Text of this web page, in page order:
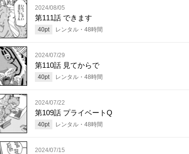
2024/08/05
第111話 できます
40pt レンタル・ 48時間
2024/07/29
第110話 見てからで
40pt レンタル・ 48時間
2024/07/22
第109話 プライベートQ
40pt レンタル・ 48時間
2024/07/15